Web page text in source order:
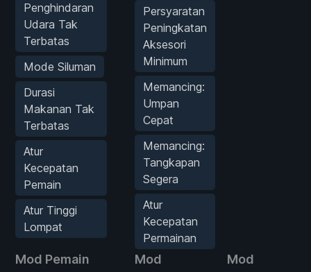
Penghindaran
Udara Tak
Terbatas
Mode Siluman
Durasi
Makanan Tak
Terbatas
Atur
Kecepatan
Pemain
Atur Tinggi
Lompat
Persyaratan
Peningkatan
Aksesori
Minimum
Memancing:
Umpan
Cepat
Memancing:
Tangkapan
Segera
Atur
Kecepatan
Permainan
Mod Pemain
Mod
Mod